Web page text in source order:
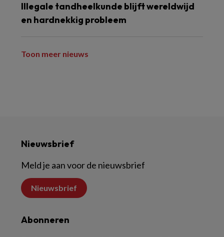
Illegale tandheelkunde blijft wereldwijd
en hardnekkig probleem
Toon meer nieuws
Nieuwsbrief
Meld je aan voor de nieuwsbrief
Nieuwsbrief
Abonneren